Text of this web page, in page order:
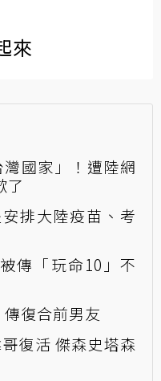
來
灣國家」！遭陸網
了
排大陸疫苗、考
傳「玩命10」不
復合前男友
復活 傑森史塔森